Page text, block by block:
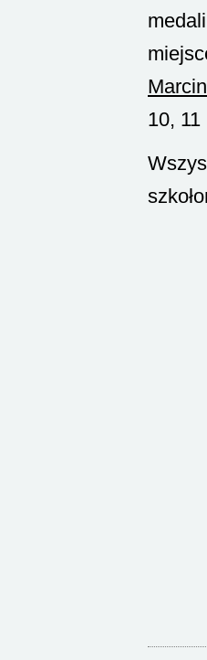
10, 11